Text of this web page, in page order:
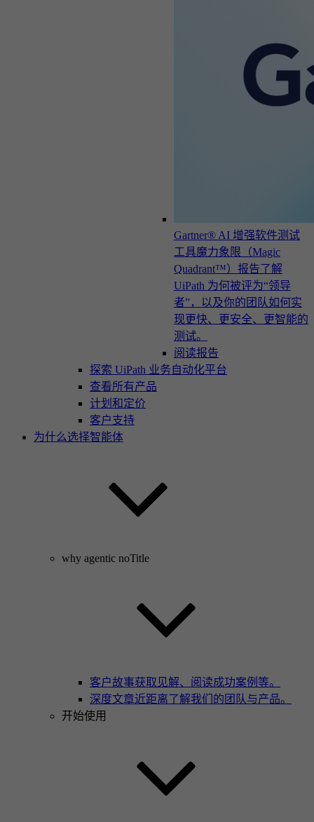
Gartner® AI 增强软件测试
工具魔力象限（Magic
Quadrant™）报告了解
UiPath 为何被评为“领导
者”，以及你的团队如何实
现更快、更安全、更智能的
测试。
阅读报告
探索 UiPath 业务自动化平台
查看所有产品
计划和定价
客户支持
为什么选择智能体
why agentic noTitle
客户故事获取见解、阅读成功案例等。
深度文章近距离了解我们的团队与产品。
开始使用